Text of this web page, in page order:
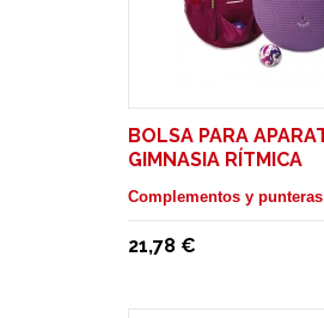
BOLSA PARA
GIMNASIA RÍTMICA
Complementos y punteras
21,78 €